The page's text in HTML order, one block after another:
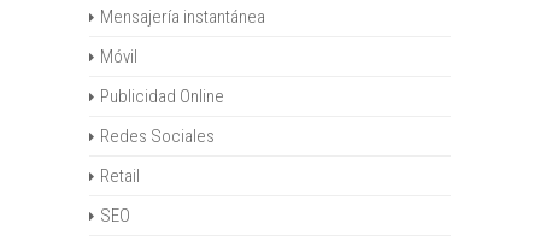
Mensajería instantánea
Móvil
Publicidad Online
Redes Sociales
Retail
SEO